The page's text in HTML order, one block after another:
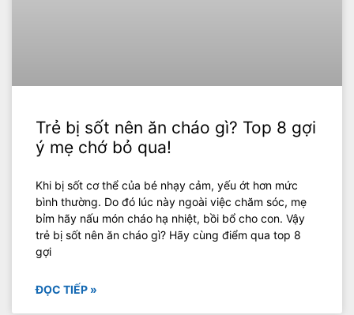
Trẻ bị sốt nên ăn cháo gì? Top 8 gợi
ý mẹ chớ bỏ qua!
Khi bị sốt cơ thể của bé nhạy cảm, yếu ớt hơn mức
bình thường. Do đó lúc này ngoài việc chăm sóc, mẹ
bỉm hãy nấu món cháo hạ nhiệt, bồi bổ cho con. Vậy
trẻ bị sốt nên ăn cháo gì? Hãy cùng điểm qua top 8
gợi
ĐỌC TIẾP »